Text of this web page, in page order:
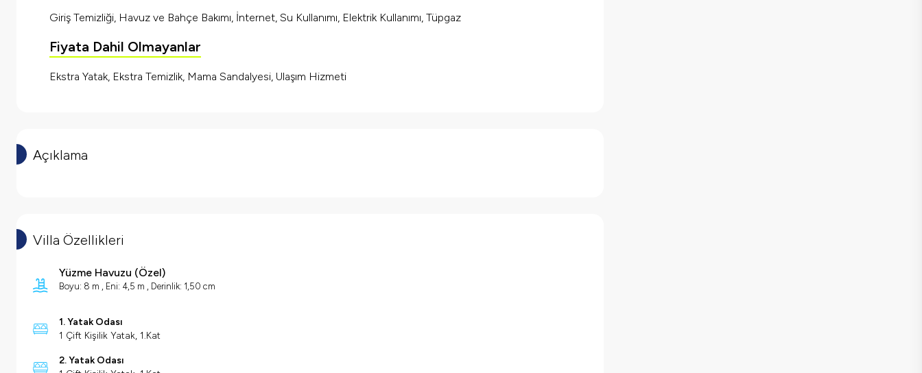
Giriş Temizliği, Havuz ve Bahçe Bakımı, İnternet, Su Kullanımı, Elektrik Kullanımı, Tüpgaz
Fiyata Dahil Olmayanlar
Ekstra Yatak, Ekstra Temizlik, Mama Sandalyesi, Ulaşım Hizmeti
Açıklama
Villa Özellikleri
Yüzme Havuzu (Özel)
Boyu: 8 m , Eni: 4,5 m , Derinlik: 1,50 cm
1. Yatak Odası
1 Çift Kişilik Yatak, 1.Kat
2. Yatak Odası